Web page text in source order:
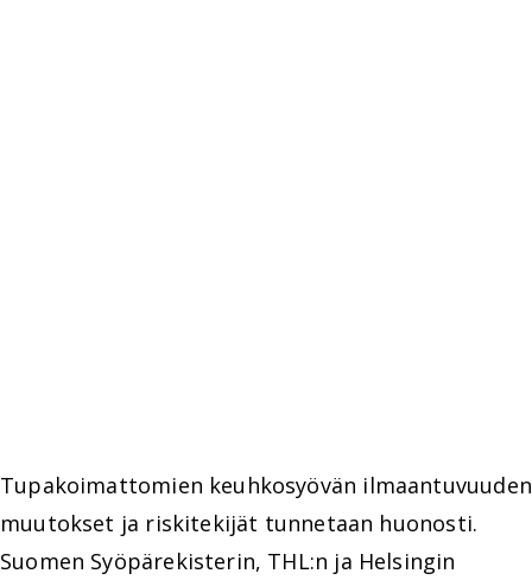
Tupakoimattomien keuhkosyövän ilmaantuvuuden
muutokset ja riskitekijät tunnetaan huonosti.
Suomen Syöpärekisterin, THL:n ja Helsingin